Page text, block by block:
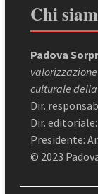
Chi
Padova
culturale
Dir.
Dir.
Presidente:
© 2023